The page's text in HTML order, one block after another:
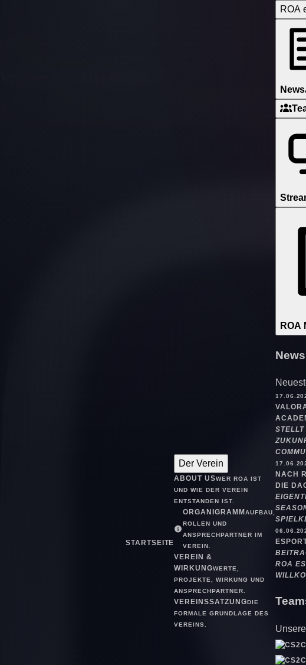
STARTSEITE
Der Verein
ABOUT USWER ROA IST
UND WIE DER VEREIN
ENTSTANDEN IST.
ORGANIGRAMMAUFBAU,
ROLLEN UND
ANSPRECHPARTNER IM
VEREIN.
VEREIN &
WIRKUNGWERTE,
PROJEKTE, WIRKUNG UND
ANSPRECHPARTNER.
VEREINSSATZUNG DIE
FORMALE GRUNDLAGE DES
VEREINS.
ROA
News
ROA
News
NACH
DIE
ROA
Transparente Informationen zu Jugendschutz, Bildschirmzeit, Fairplay,